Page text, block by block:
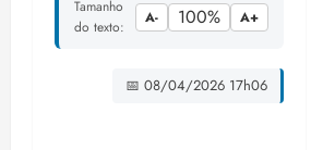
Tamanho
do texto:
A- 100% A+
📅 08/04/2026 17h06